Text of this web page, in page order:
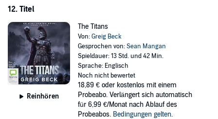
12. Titel
Reinhören
The Titans
Von:Greig Beck
Gesprochen von:Sean Mangan
Spieldauer: 13 Std. und 42 Min.
Sprache: Englisch
Noch nicht bewertet
18,89 € oder kostenlos mit einem
Probeabo. Verlängert sich automatisch
für 6,99 €/Monat nach Ablauf des
Probeabos. Bedingungen gelten.